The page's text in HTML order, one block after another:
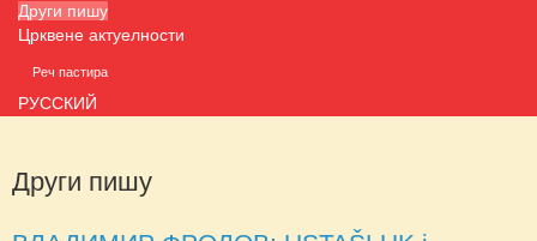
Други пишу
Црквене актуелности
Реч пастира
РУССКИЙ
Други пишу